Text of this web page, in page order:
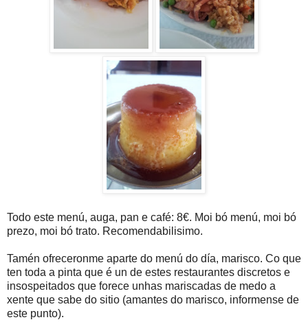
Todo este menú, auga, pan e café: 8€. Moi bó menú, moi bó
prezo, moi bó trato. Recomendabilisimo.
Tamén ofreceronme aparte do menú do día, marisco. Co que
ten toda a pinta que é un de estes restaurantes discretos e
insospeitados que forece unhas mariscadas de medo a
xente que sabe do sitio (amantes do marisco, informense de
este punto).